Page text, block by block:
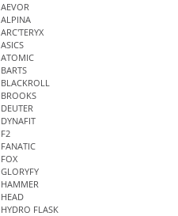
AEVOR
ALPINA
ARC'TERYX
ASICS
ATOMIC
BARTS
BLACKROLL
BROOKS
DEUTER
DYNAFIT
F2
FANATIC
FOX
GLORYFY
HAMMER
HEAD
HYDRO FLASK